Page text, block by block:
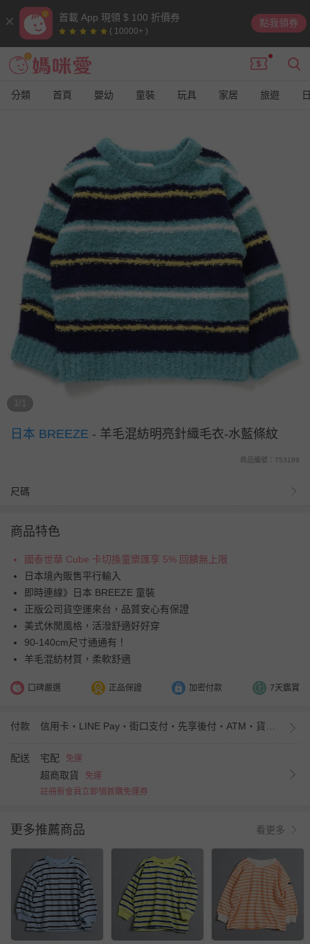
首載 App 現領 $ 100 折價券
( 10000+ )
點我領券
分類 首頁 嬰幼 童裝 玩具 家居 旅遊
1/1
日本 BREEZE - 羊毛混紡明亮針織毛衣-水藍條紋
商品編號：753189
尺碼
商品特色
國泰世華 Cube 卡切換童樂匯享 5% 回饋無上限
日本境內販售平行輸入
即時連線》日本 BREEZE 童裝
正版公司貨空運來台，品質安心有保證
美式休閒風格，活潑舒適好好穿
90-140cm尺寸通通有！
羊毛混紡材質，柔軟舒適
口碑嚴選 正品保證 加密付款 7天鑑賞
付款
配送 宅配 免運
超商取貨
免運
註冊新會員立即領首購免運券
更多推薦商品 看更多